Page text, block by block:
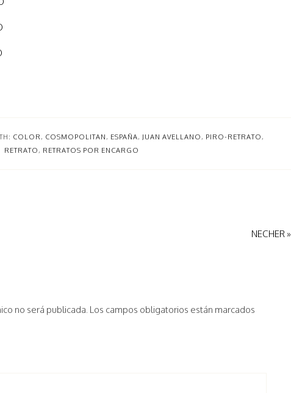
COLOR , COSMOPOLITAN , ESPAÑA, JUAN AVELLANO , PIRO-RETRATO ,
RETRATO , RETRATOS POR ENCARGO
NECHER »
no será publicada. Los campos obligatorios están marcados